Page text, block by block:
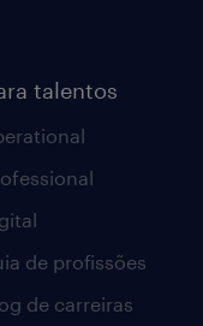
talentos
de profissões
de carreiras